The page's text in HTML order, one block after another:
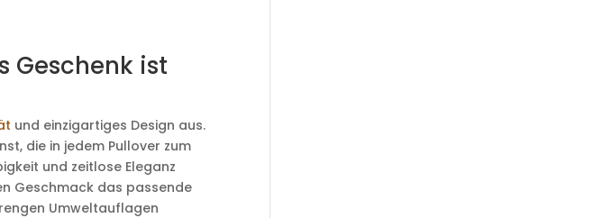
Geschenk ist
und einzigartiges Design aus.
die in jedem Pullover zum
und zeitlose Eleganz
Geschmack das passende
Umweltauflagen